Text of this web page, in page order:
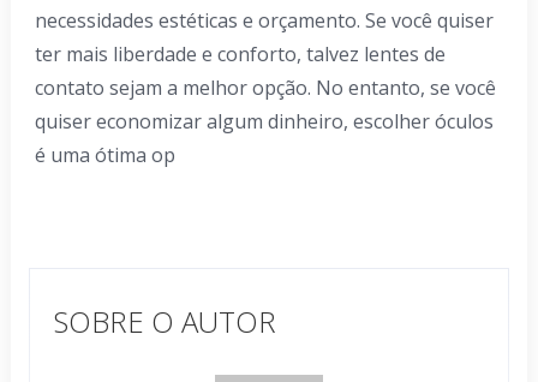
necessidades estéticas e orçamento. Se você quiser
ter mais liberdade e conforto, talvez lentes de
contato sejam a melhor opção. No entanto, se você
quiser economizar algum dinheiro, escolher óculos
é uma ótima op
SOBRE O AUTOR